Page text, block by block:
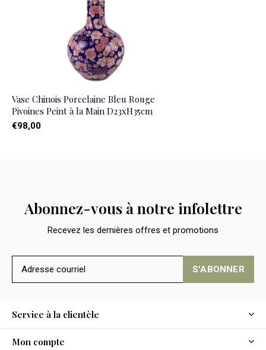
Vase Chinois Porcelaine Bleu Rouge
Pivoines Peint à la Main D23xH35cm
€98,00
Abonnez-vous à notre infolettre
Recevez les dernières offres et promotions
S'ABONNER
Service à la clientèle
Mon compte